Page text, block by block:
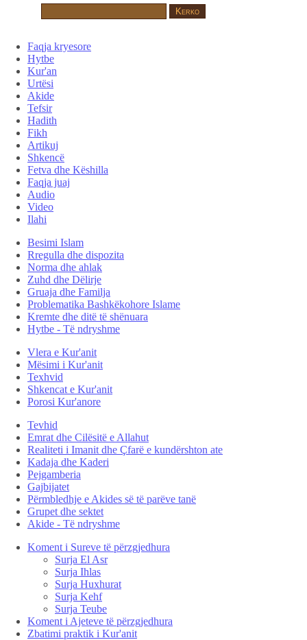
Faqja kryesore
Hytbe
Kur'an
Urtësi
Akide
Tefsir
Hadith
Fikh
Artikuj
Shkencë
Fetva dhe Këshilla
Faqja juaj
Audio
Video
Ilahi
Besimi Islam
Rregulla dhe dispozita
Norma dhe ahlak
Zuhd dhe Dëlirje
Gruaja dhe Familja
Problematika Bashkëkohore Islame
Kremte dhe ditë të shënuara
Hytbe - Të ndryshme
Vlera e Kur'anit
Mësimi i Kur'anit
Texhvid
Shkencat e Kur'anit
Porosi Kur'anore
Tevhid
Emrat dhe Cilësitë e Allahut
Realiteti i Imanit dhe Çfarë e kundërshton ate
Kadaja dhe Kaderi
Pejgamberia
Gajbijatet
Përmbledhje e Akides së të parëve tanë
Grupet dhe sektet
Akide - Të ndryshme
Koment i Sureve të përzgjedhura
Surja El Asr
Surja Ihlas
Surja Huxhurat
Surja Kehf
Surja Teube
Koment i Ajeteve të përzgjedhura
Zbatimi praktik i Kur'anit